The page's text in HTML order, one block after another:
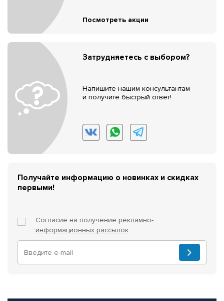
Посмотреть акции
Затрудняетесь с выбором?
Напишите нашим консультантам
и получите быстрый ответ!
Получайте информацию о новинках и скидках
первыми!
Согласие на получение рекламно-
информационных рассылок